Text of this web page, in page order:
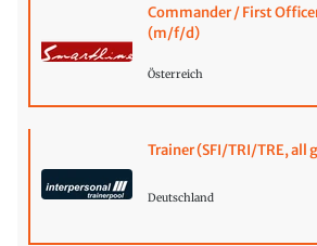
Commander / First
(m/f/d)
Österreich
Trainer (SFI/TRI/TRE, all
Deutschland